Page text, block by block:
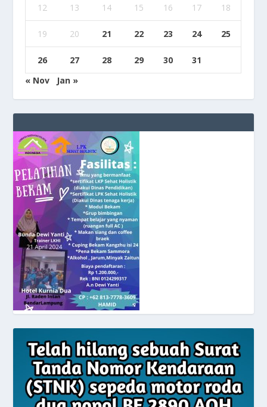
12 13 14 15 16 17 18
19 20 21 22 23 24 25
26 27 28 29 30
31
« Nov
Jan »